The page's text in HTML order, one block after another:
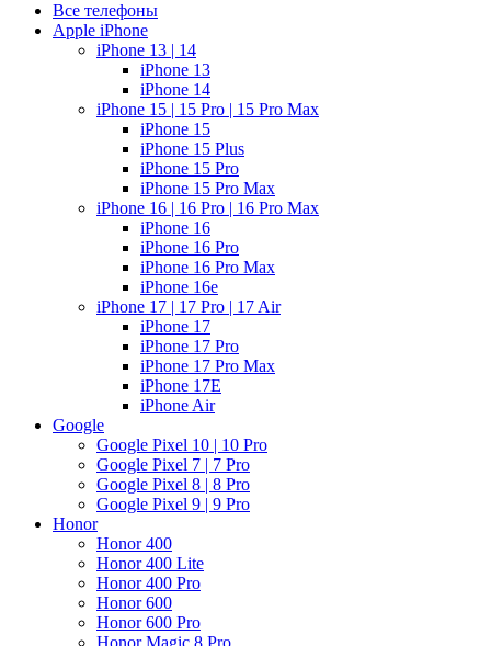
Все телефоны
Apple iPhone
iPhone 13 | 14
iPhone 13
iPhone 14
iPhone 15 | 15 Pro | 15 Pro Max
iPhone 15
iPhone 15 Plus
iPhone 15 Pro
iPhone 15 Pro Max
iPhone 16 | 16 Pro | 16 Pro Max
iPhone 16
iPhone 16 Pro
iPhone 16 Pro Max
iPhone 16e
iPhone 17 | 17 Pro | 17 Air
iPhone 17
iPhone 17 Pro
iPhone 17 Pro Max
iPhone 17E
iPhone Air
Google
Google Pixel 10 | 10 Pro
Google Pixel 7 | 7 Pro
Google Pixel 8 | 8 Pro
Google Pixel 9 | 9 Pro
Honor
Honor 400
Honor 400 Lite
Honor 400 Pro
Honor 600
Honor 600 Pro